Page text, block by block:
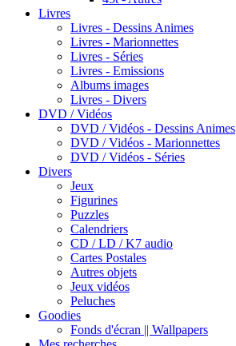
Livres
Livres - Dessins Animes
Livres - Marionnettes
Livres - Séries
Livres - Emissions
Albums images
Livres - Divers
DVD / Vidéos
DVD / Vidéos - Dessins Animes
DVD / Vidéos - Marionnettes
DVD / Vidéos - Séries
Divers
Jeux
Figurines
Puzzles
Calendriers
CD / LD / K7 audio
Cartes Postales
Autres objets
Jeux vidéos
Peluches
Goodies
Fonds d'écran || Wallpapers